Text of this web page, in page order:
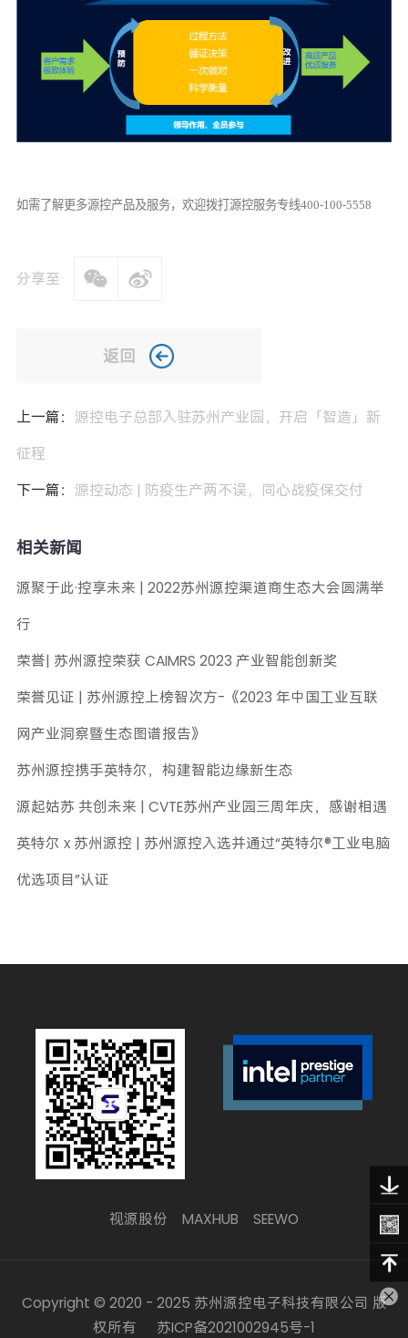
如需了解更多源控产品及服务，欢迎拨打源控服务专线400-100-5558
分享至
返回
上一篇： 源控电子总部入驻苏州产业园，开启「智造」新
征程
下一篇： 源控动态 | 防疫生产两不误，同心战疫保交付
相关新闻
源聚于此·控享未来 | 2022苏州源控渠道商生态大会圆满举
行
荣誉| 苏州源控荣获 CAIMRS 2023 产业智能创新奖
荣誉见证 | 苏州源控上榜智次方-《2023 年中国工业互联
网产业洞察暨生态图谱报告》
苏州源控携手英特尔，构建智能边缘新生态
源起姑苏 共创未来 | CVTE苏州产业园三周年庆，感谢相遇
英特尔 x 苏州源控 | 苏州源控入选并通过“英特尔®工业电脑
优选项目”认证
视源股份 MAXHUB SEEWO
Copyright © 2020 - 2025 苏州源控电子科技有限公司 版
权所有
苏ICP备2021002945号-1